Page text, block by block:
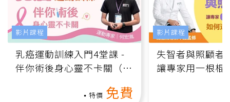
乳癌運動訓練入門4堂課 -
伴你術後身心靈不卡關（線
特價 免費
影片課程
失智者與照顧者
讓專家用一根棍
影片課程